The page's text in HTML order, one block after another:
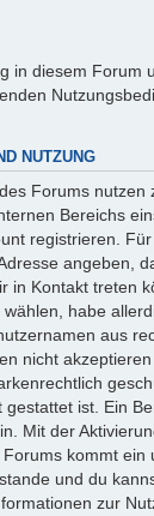
in diesem Forum
NUTZUNG
Forums nutzen
Bereichs
registrieren.
angeben,
in Kontakt treten
habe
aus
nicht
gestattet ist. Ein
Mit der
kommt ein
und du
zur